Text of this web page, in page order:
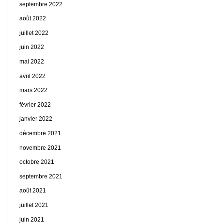
septembre 2022
août 2022
juillet 2022
juin 2022
mai 2022
avril 2022
mars 2022
février 2022
janvier 2022
décembre 2021
novembre 2021
octobre 2021
septembre 2021
août 2021
juillet 2021
juin 2021